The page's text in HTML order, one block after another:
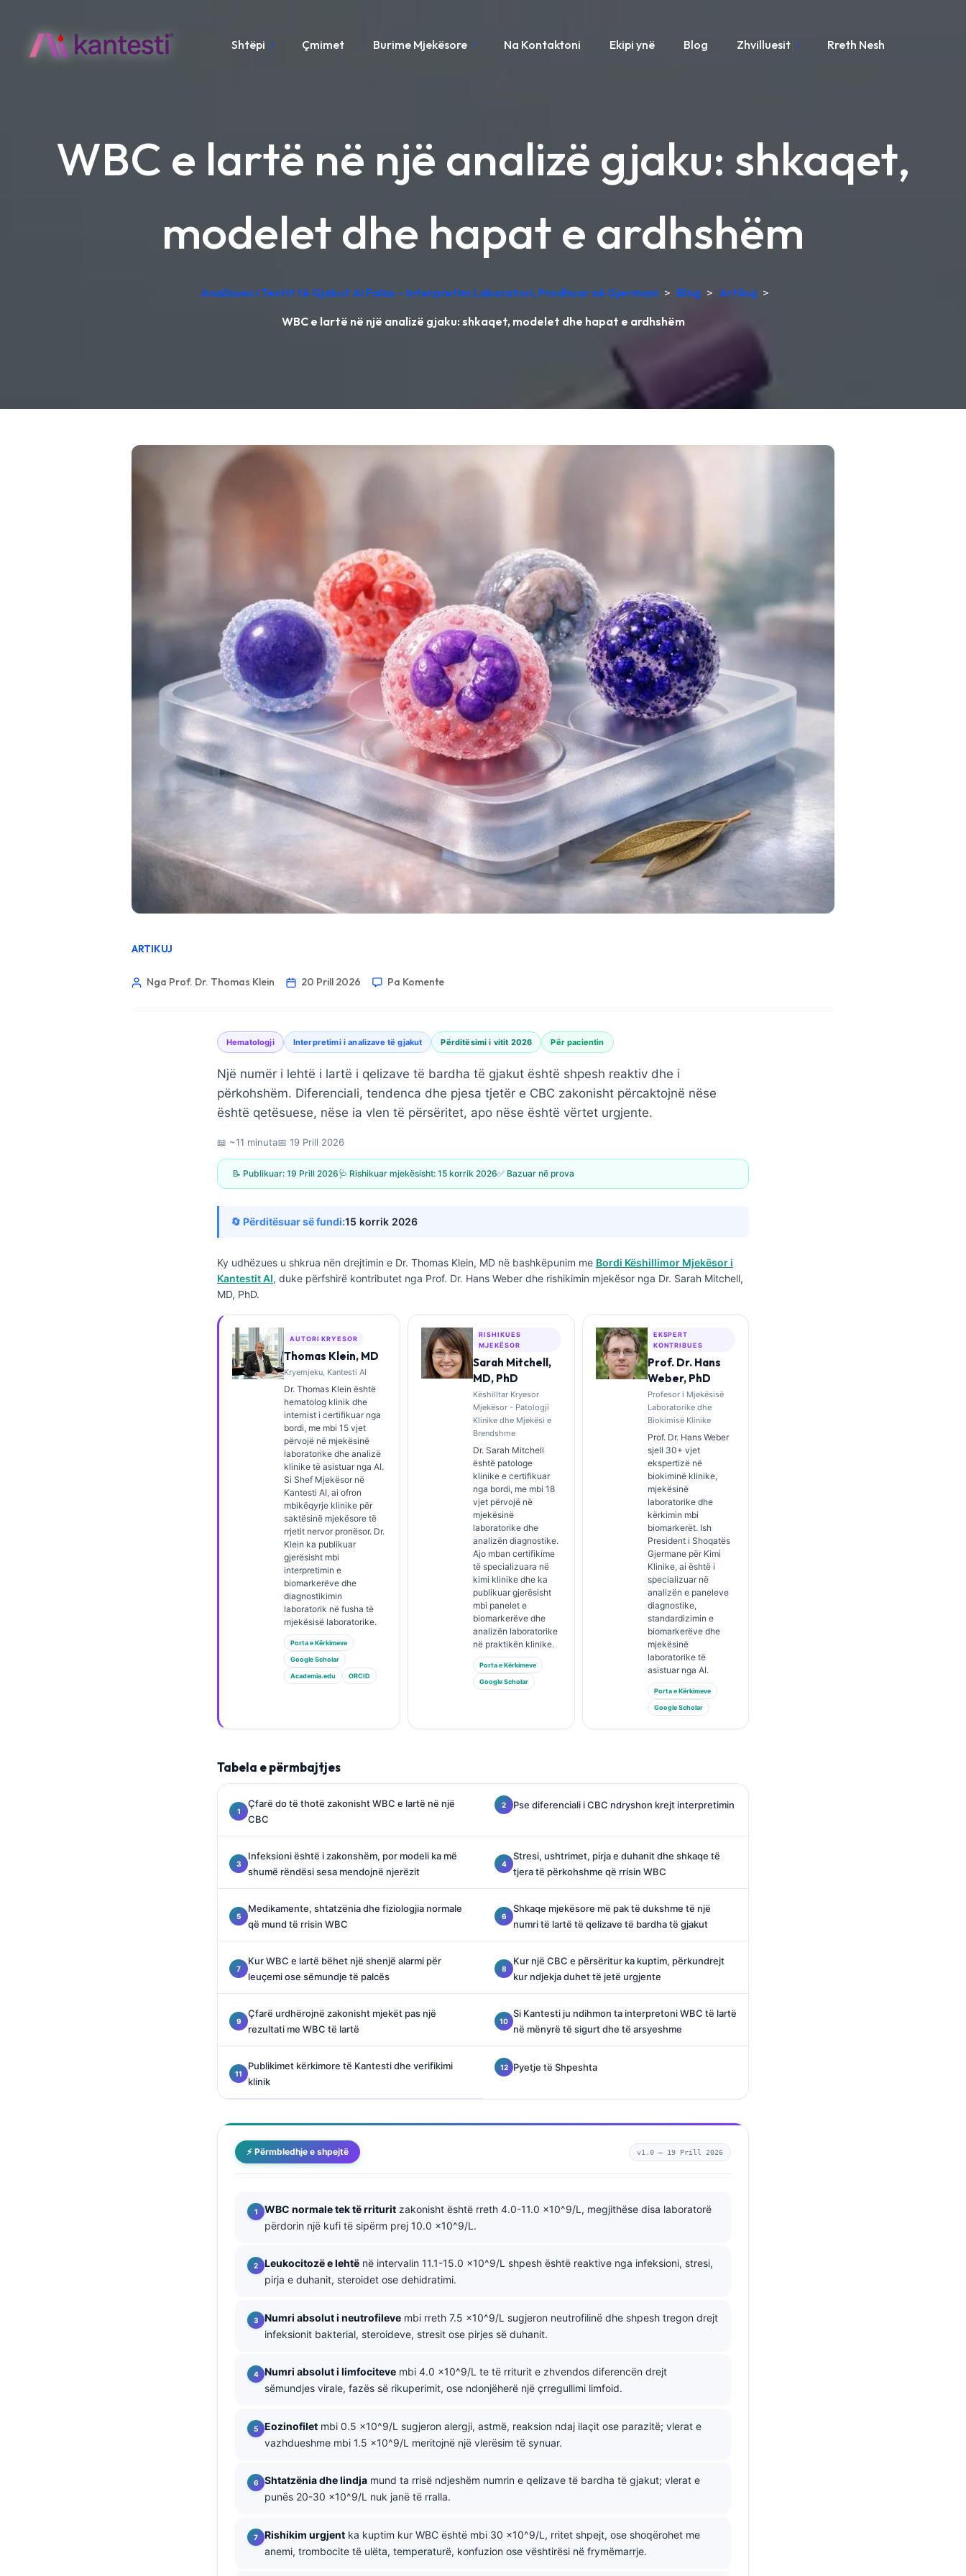
Shtëpi Çmimet Burime Mjekësore Na Kontaktoni Ekipi ynë Blog Zhvilluesit Rreth Nesh
WBC e lartë në një analizë gjaku: shkaqet,
modelet dhe hapat e ardhshëm
Analizues i Testit të Gjakut AI Falas – Interpretim Laboratori, Prodhuar në Gjermani > Blog > Artikuj >
WBC e lartë në një analizë gjaku: shkaqet, modelet dhe hapat e ardhshëm
ARTIKUJ
Nga Prof. Dr. Thomas Klein 20 Prill 2026 Pa Komente
Hematologji Interpretimi i analizave të gjakut Përditësimi i vitit 2026 Për pacientin
Një numër i lehtë i lartë i qelizave të bardha të gjakut është shpesh reaktiv dhe i
përkohshëm. Diferenciali, tendenca dhe pjesa tjetër e CBC zakonisht përcaktojnë nëse
është qetësuese, nëse ia vlen të përsëritet, apo nëse është vërtet urgjente.
📖 ~11 minuta📅 19 Prill 2026
📝 Publikuar: 19 Prill 2026🩺 Rishikuar mjekësisht: 15 korrik 2026✅ Bazuar në prova
🔄 Përditësuar së fundi:15 korrik 2026
Ky udhëzues u shkrua nën drejtimin e Dr. Thomas Klein, MD në bashkëpunim me Bordi Këshillimor Mjekësor i
Kantestit AI, duke përfshirë kontributet nga Prof. Dr. Hans Weber dhe rishikimin mjekësor nga Dr. Sarah Mitchell,
MD, PhD.
AUTORI KRYESOR
Thomas Klein, MD
Kryemjeku, Kantesti AI
Dr. Thomas Klein është
hematolog klinik dhe
internist i certifikuar nga
bordi, me mbi 15 vjet
përvojë në mjekësinë
laboratorike dhe analizë
klinike të asistuar nga AI.
Si Shef Mjekësor në
Kantesti AI, ai ofron
mbikëqyrje klinike për
saktësinë mjekësore të
rrjetit nervor pronësor. Dr.
Klein ka publikuar
gjerësisht mbi
interpretimin e
biomarkerëve dhe
diagnostikimin
laboratorik në fusha të
mjekësisë laboratorike.
Porta e Kërkimeve
Google Scholar
Academia.edu ORCID
RISHIKUES
MJEKËSOR
Sarah Mitchell,
MD, PhD
Këshilltar Kryesor
Mjekësor - Patologji
Klinike dhe Mjekësi e
Brendshme
Dr. Sarah Mitchell
është patologe
klinike e certifikuar
nga bordi, me mbi 18
vjet përvojë në
mjekësinë
laboratorike dhe
analizën diagnostike.
Ajo mban certifikime
të specializuara në
kimi klinike dhe ka
publikuar gjerësisht
mbi panelet e
biomarkerëve dhe
analizën laboratorike
në praktikën klinike.
Porta e Kërkimeve
Google Scholar
EKSPERT
KONTRIBUES
Prof. Dr. Hans
Weber, PhD
Profesor i Mjekësisë
Laboratorike dhe
Biokimisë Klinike
Prof. Dr. Hans Weber
sjell 30+ vjet
ekspertizë në
biokiminë klinike,
mjekësinë
laboratorike dhe
kërkimin mbi
biomarkerët. Ish
President i Shoqatës
Gjermane për Kimi
Klinike, ai është i
specializuar në
analizën e paneleve
diagnostike,
standardizimin e
biomarkerëve dhe
mjekësinë
laboratorike të
asistuar nga AI.
Porta e Kërkimeve
Google Scholar
Tabela e përmbajtjes
Çfarë do të thotë zakonisht WBC e lartë në një
CBC
Pse diferenciali i CBC ndryshon krejt interpretimin
Infeksioni është i zakonshëm, por modeli ka më
shumë rëndësi sesa mendojnë njerëzit
Stresi, ushtrimet, pirja e duhanit dhe shkaqe të
tjera të përkohshme që rrisin WBC
Medikamente, shtatzënia dhe fiziologjia normale
që mund të rrisin WBC
Shkaqe mjekësore më pak të dukshme të një
numri të lartë të qelizave të bardha të gjakut
Kur WBC e lartë bëhet një shenjë alarmi për
leuçemi ose sëmundje të palcës
Kur një CBC e përsëritur ka kuptim, përkundrejt
kur ndjekja duhet të jetë urgjente
Çfarë urdhërojnë zakonisht mjekët pas një
rezultati me WBC të lartë
Si Kantesti ju ndihmon ta interpretoni WBC të lartë
në mënyrë të sigurt dhe të arsyeshme
Publikimet kërkimore të Kantesti dhe verifikimi
klinik
Pyetje të Shpeshta
⚡ Përmbledhje e shpejtë v1.0 — 19 Prill 2026
WBC normale tek të rriturit zakonisht është rreth 4.0-11.0 ×10^9/L, megjithëse disa laboratorë
përdorin një kufi të sipërm prej 10.0 ×10^9/L.
Leukocitozë e lehtë në intervalin 11.1-15.0 ×10^9/L shpesh është reaktive nga infeksioni, stresi,
pirja e duhanit, steroidet ose dehidratimi.
Numri absolut i neutrofileve mbi rreth 7.5 ×10^9/L sugjeron neutrofilinë dhe shpesh tregon drejt
infeksionit bakterial, steroideve, stresit ose pirjes së duhanit.
Numri absolut i limfociteve mbi 4.0 ×10^9/L te të rriturit e zhvendos diferencën drejt
sëmundjes virale, fazës së rikuperimit, ose ndonjëherë një çrregullimi limfoid.
Eozinofilet mbi 0.5 ×10^9/L sugjeron alergji, astmë, reaksion ndaj ilaçit ose parazitë; vlerat e
vazhdueshme mbi 1.5 ×10^9/L meritojnë një vlerësim të synuar.
Shtatzënia dhe lindja mund ta rrisë ndjeshëm numrin e qelizave të bardha të gjakut; vlerat e
punës 20-30 ×10^9/L nuk janë të rralla.
Rishikim urgjent ka kuptim kur WBC është mbi 30 ×10^9/L, rritet shpejt, ose shoqërohet me
anemi, trombocite të ulëta, temperaturë, konfuzion ose vështirësi në frymëmarrje.